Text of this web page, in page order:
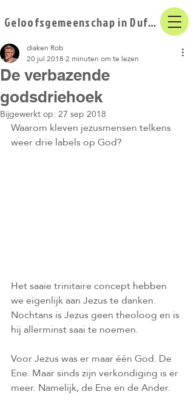
Geloofsgemeenschap in Duffel
De verbazende
godsdriehoek
diaken Rob
20 jul 20182 minuten om te lezen
Bijgewerkt op:27 sep 2018
Waarom kleven jezusmensen telkens
weer drie labels op God?
Het saaie trinitaire concept hebben
we eigenlijk aan Jezus te danken.
Nochtans is Jezus geen theoloog en is
hij allerminst saai te noemen.
Voor Jezus was er maar één God. De
Ene. Maar sinds zijn verkondiging is er
meer. Namelijk, de Ene en de Ander.